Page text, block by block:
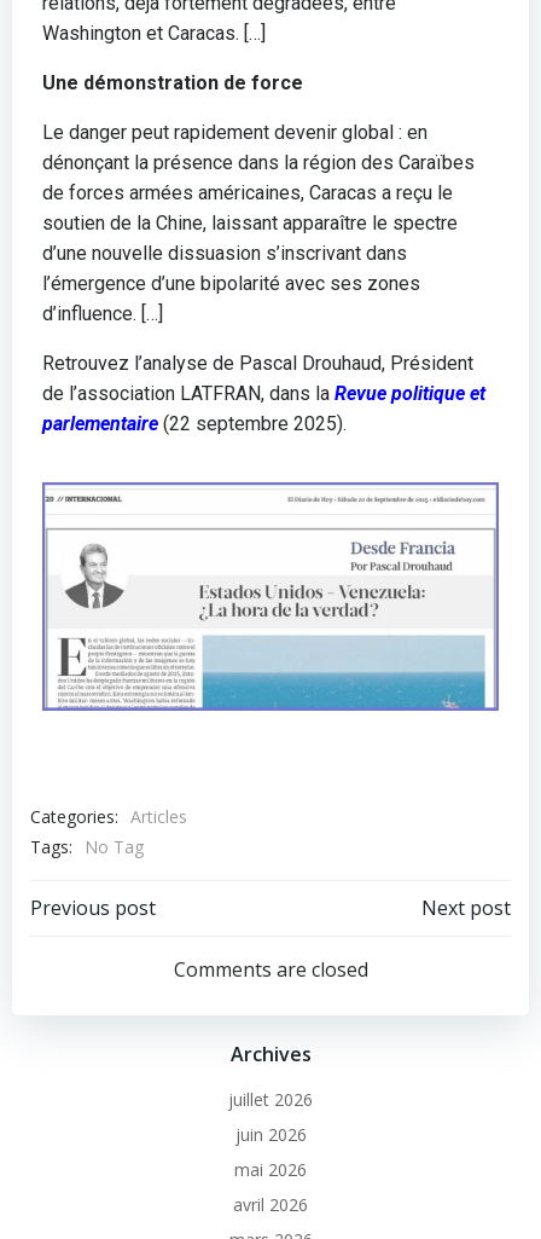
Washington et Caracas. […]
Une démonstration de force
Le danger peut rapidement devenir global : en
dénonçant la présence dans la région des Caraïbes
de forces armées américaines, Caracas a reçu le
soutien de la Chine, laissant apparaître le spectre
d’une nouvelle dissuasion s’inscrivant dans
l’émergence d’une bipolarité avec ses zones
d’influence. […]
Retrouvez l’analyse de Pascal Drouhaud, Président
de l’association LATFRAN, dans la Revue politique et
parlementaire (22 septembre 2025).
Categories: Articles
Tags:
No Tag
Previous post Next post
Comments are closed
Archives
juillet 2026
juin 2026
mai 2026
avril 2026